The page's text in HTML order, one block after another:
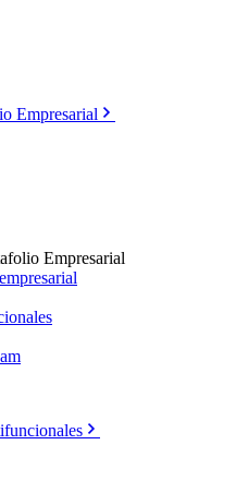
Empresarial
Empresarial